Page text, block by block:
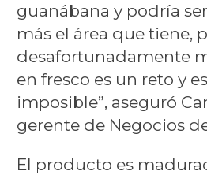
guanábana y podría
más el área que tiene,
desafortunadamente
en fresco es un reto y
imposible”, aseguró
gerente de Negocios
El producto es